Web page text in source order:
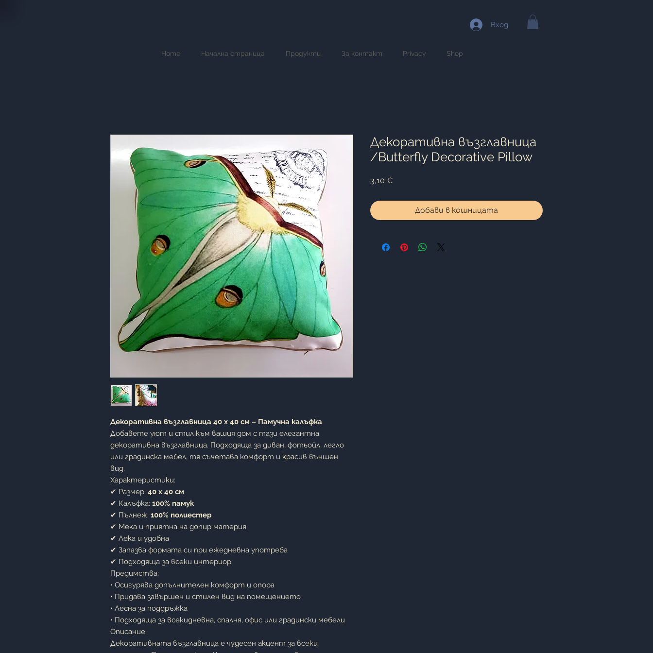
Вход
Home Начална страница Продукти За контакт Privacy Shop
Декоративна възглавница 40 x 40 см – Памучна калъфка
Добавете уют и стил към вашия дом с тази елегантна
декоративна възглавница. Подходяща за диван, фотьойл, легло
или градинска мебел, тя съчетава комфорт и красив външен
вид.
Характеристики:
✔ Размер: 40 x 40 см
✔ Калъфка: 100% памук
✔ Пълнеж: 100% полиестер
✔ Мека и приятна на допир материя
✔ Лека и удобна
✔ Запазва формата си при ежедневна употреба
✔ Подходяща за всеки интериор
Предимства:
• Осигурява допълнителен комфорт и опора
• Придава завършен и стилен вид на помещението
• Лесна за поддръжка
• Подходяща за всекидневна, спалня, офис или градински мебели
Описание:
Декоративната възглавница е чудесен акцент за всеки
Декоративна възглавница
/Butterfly Decorative Pillow
3,10 €
Добави в кошницата